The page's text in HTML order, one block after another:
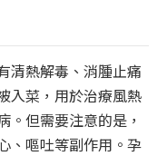
清熱解毒、消腫止痛
入菜，用於治療風熱
。但需要注意的是，
、嘔吐等副作用。孕